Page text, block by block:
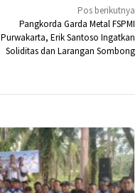
Pos berikutnya
Pangkorda Garda Metal FSPMI
Purwakarta, Erik Santoso Ingatkan
Soliditas dan Larangan Sombong